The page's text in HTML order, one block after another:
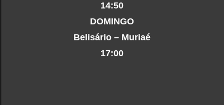
14:50
DOMINGO
Belisário – Muriaé
17:00